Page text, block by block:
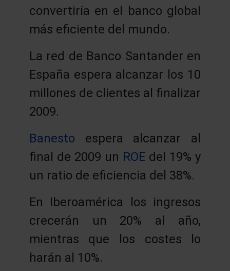
convertiría en el banco global
más eficiente del mundo.
La red de Banco Santander en
España espera alcanzar los 10
millones de clientes al finalizar
2009.
Banesto espera alcanzar al
final de 2009 un ROE del 19% y
un ratio de eficiencia del 38%.
En Iberoamérica los ingresos
crecerán un 20% al año,
mientras que los costes lo
harán al 10%.